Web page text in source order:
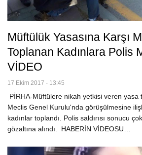
Müftülük Yasasına Karşı
Toplanan Kadınlara Polis
VİDEO
17 Ekim 2017 - 13:45
PİRHA-Müftülere nikah yetkisi veren yasa
Meclis Genel Kurulu'nda görüşülmesine
kadınlar toplandı. Polis saldırısı sonucu
gözaltına alındı. HABERİN VİDEOSU…